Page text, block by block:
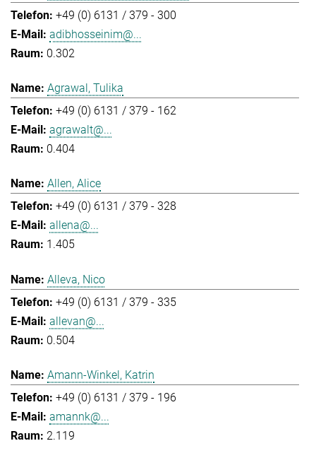
+49 (0) 6131 / 379 - 300
adibhosseinim@...
0.302
Agrawal, Tulika
+49 (0) 6131 / 379 - 162
agrawalt@...
0.404
Allen, Alice
+49 (0) 6131 / 379 - 328
allena@...
1.405
Alleva, Nico
+49 (0) 6131 / 379 - 335
allevan@...
0.504
Amann-Winkel, Katrin
+49 (0) 6131 / 379 - 196
amannk@...
2.119